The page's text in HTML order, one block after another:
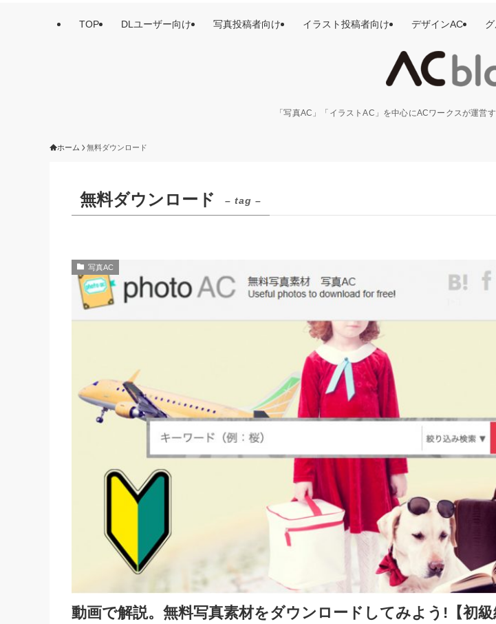
「写真AC」「イラストAC」を中心にACワークスが運営
TOP DLユーザー向け 写真投稿者向け イラスト投稿者向け デザインAC
ホーム 無料ダウンロード
無料ダウンロード – tag –
写真AC
動画で解説。無料写真素材をダウンロードしてみよう!【初